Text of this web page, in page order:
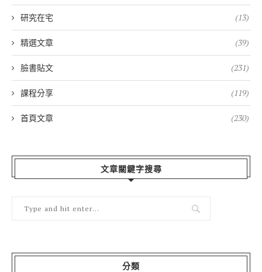
研究在宅 (13)
精選文章 (39)
臉書貼文 (231)
課程分享 (119)
首頁文章 (230)
文章關鍵字搜尋
分類